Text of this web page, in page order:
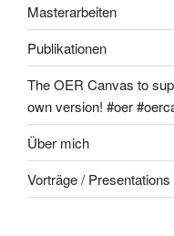
Masterarbeiten
Publikationen
The OER Canvas to
own version! #oer
Über mich
Vorträge / Presentations